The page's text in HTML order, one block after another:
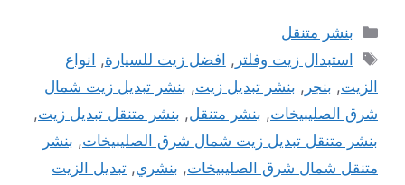
التصنيفات
بنشر متنقل
الوسوم
استبدال زيت وفلتر , افضل زيت للسيارة, انواع
الزيت, بنجر , بنشر تبديل زيت, بنشر تبديل زيت شمال
شرق الصليبيخات, بنشر متنقل, بنشر متنقل تبديل زيت,
بنشر متنقل تبديل زيت شمال شرق الصليبيخات, بنشر
متنقل شمال شرق الصليبيخات, بنشري, تبديل الزيت